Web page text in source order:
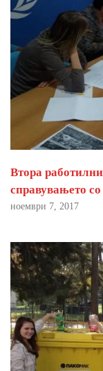
Втора
справувањето
ноември 7, 2017